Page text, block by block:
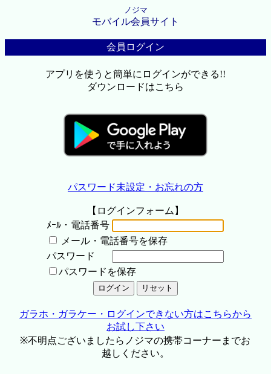
ノジマ
モバイル会員サイト
会員ログイン
アプリを使うと簡単にログインができる!!
ダウンロードはこちら
パスワード未設定・お忘れの方
【ログインフォーム】
ﾒｰﾙ・電話番号
メール・電話番号を保存
パスワード
パスワードを保存
ガラホ・ガラケー・ログインできない方はこちらから
お試し下さい
※不明点ございましたらノジマの携帯コーナーまでお
越しください。